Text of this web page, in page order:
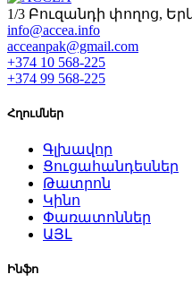
1/3 Բուզանդի փողոց,
info@accea.info
acceanpak@gmail.com
+374 10 568-225
+374 99 568-225
Հղումներ
Գլխավոր
Ցուցահանդեսներ
Թատրոն
Կինո
Փառատոններ
ԱՅԼ
Ինֆո